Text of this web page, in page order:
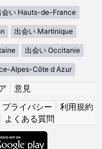
会い Hauts-de-France
出会い Martinique
出会い Occitanie
Alpes-Côte d Azur
意見
プライバシー
利用規約
よくある質問